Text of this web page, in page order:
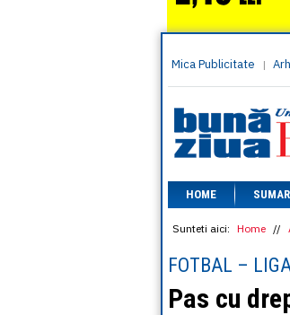
Mica Publicitate |
HOME
Sunteti aici: Home //
FOTBAL –
Pas cu